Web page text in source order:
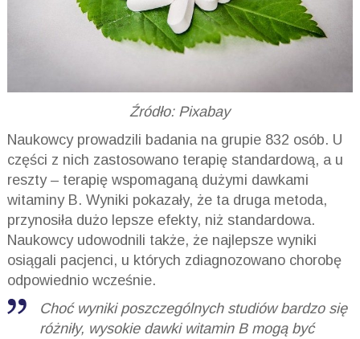
Źródło: Pixabay
Naukowcy prowadzili badania na grupie 832 osób. U
części z nich zastosowano terapię standardową, a u
reszty – terapię wspomaganą dużymi dawkami
witaminy B. Wyniki pokazały, że ta druga metoda,
przynosiła dużo lepsze efekty, niż standardowa.
Naukowcy udowodnili także, że najlepsze wyniki
osiągali pacjenci, u których zdiagnozowano chorobę
odpowiednio wcześnie.
Choć wyniki poszczególnych studiów bardzo się
różniły, wysokie dawki witamin B mogą być